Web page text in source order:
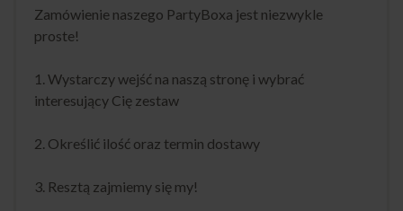
Zamówienie naszego PartyBoxa jest niezwykle
proste!
1. Wystarczy wejść na naszą stronę i wybrać
interesujący Cię zestaw
2. Określić ilość oraz termin dostawy
3. Resztą zajmiemy się my!